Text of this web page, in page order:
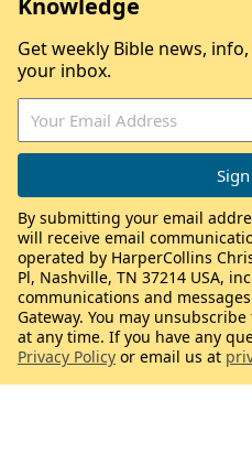
Knowledge
Get weekly Bible news,
your inbox.
By submitting your email
will receive email
operated by HarperCollins
Pl, Nashville, TN 37214 USA,
communications and
Gateway. You may
at any time. If you have any
Privacy Policy or email us at